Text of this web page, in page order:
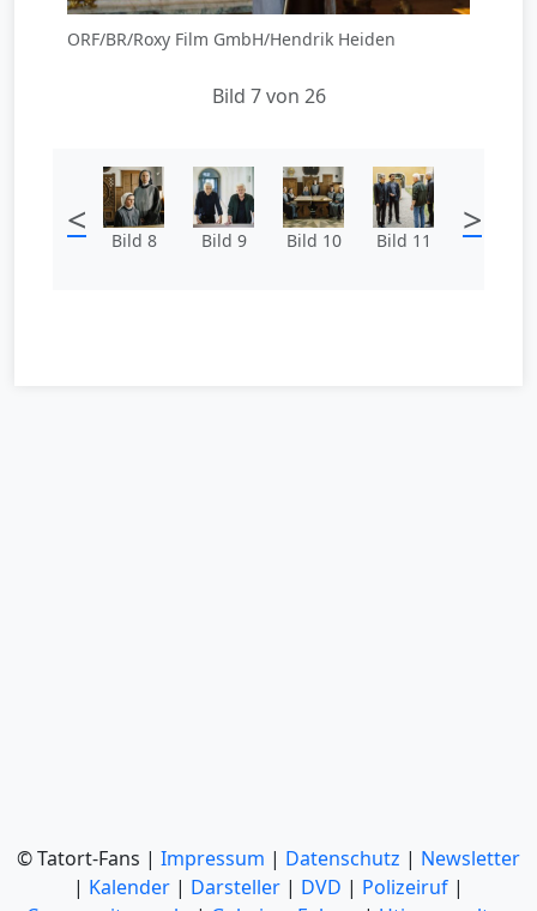
ORF/BR/Roxy Film GmbH/Hendrik Heiden
Bild 7 von 26
< Bild 8 Bild 9 Bild 10 Bild 11 >
© Tatort-Fans | Impressum | Datenschutz | Newsletter
| Kalender | Darsteller | DVD | Polizeiruf |